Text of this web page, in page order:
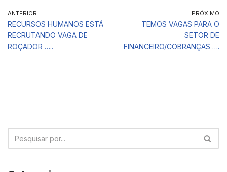
ANTERIOR
RECURSOS HUMANOS ESTÁ
RECRUTANDO VAGA DE
ROÇADOR …..
PRÓXIMO
TEMOS VAGAS PARA O
SETOR DE
FINANCEIRO/COBRANÇAS ….